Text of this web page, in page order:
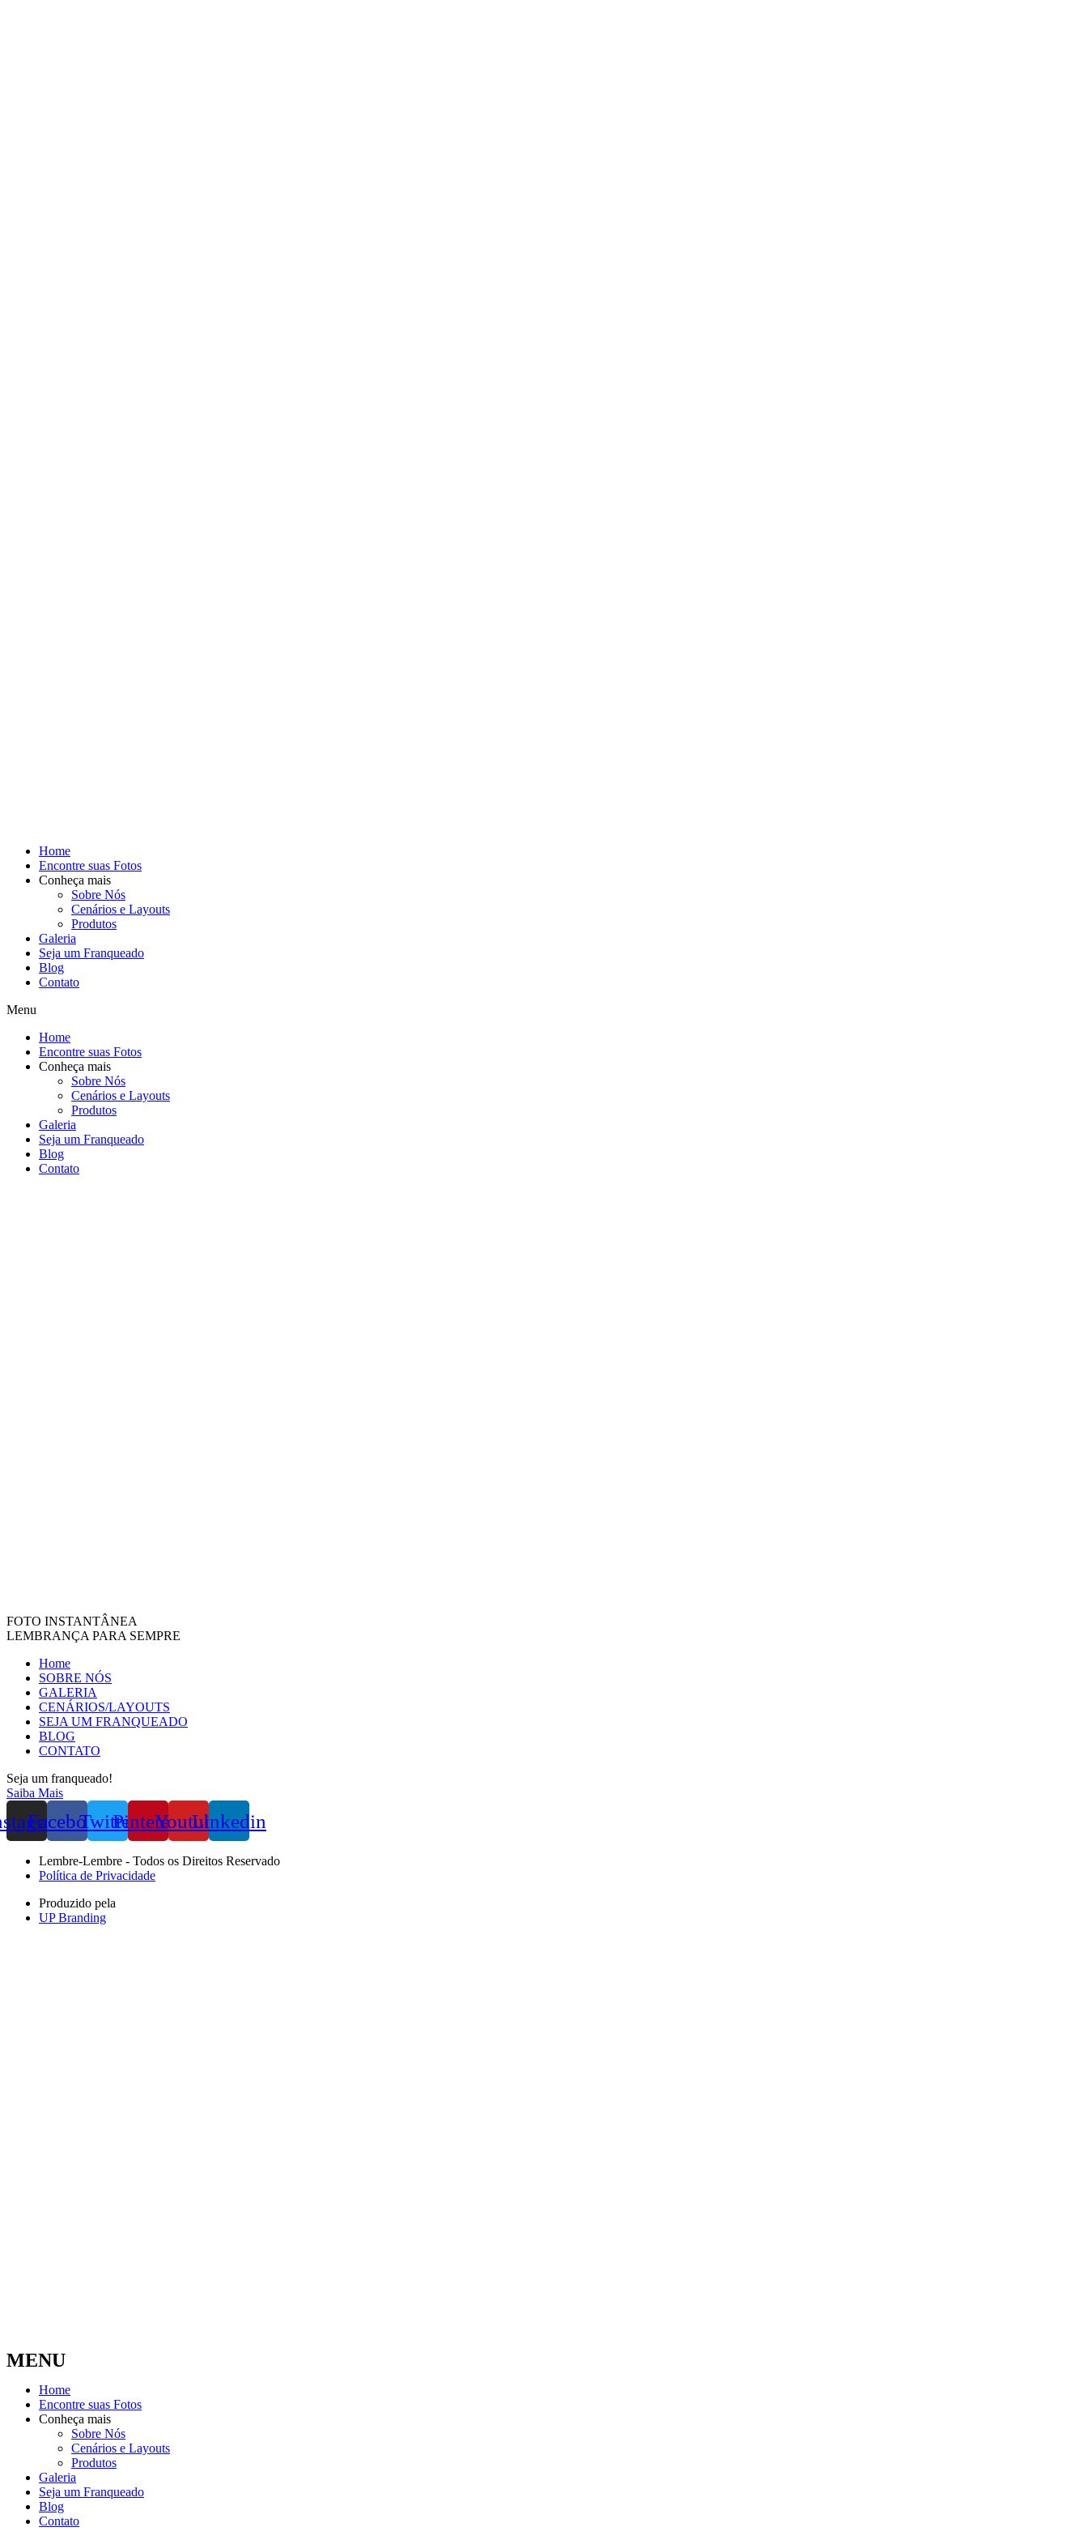
Home
Encontre suas Fotos
Conheça mais
Sobre Nós
Cenários e Layouts
Produtos
Galeria
Seja um Franqueado
Blog
Contato
Menu
Home
Encontre suas Fotos
Conheça mais
Sobre Nós
Cenários e Layouts
Produtos
Galeria
Seja um Franqueado
Blog
Contato
FOTO INSTANTÂNEA
LEMBRANÇA PARA SEMPRE
Home
SOBRE NÓS
GALERIA
CENÁRIOS/LAYOUTS
SEJA UM FRANQUEADO
BLOG
CONTATO
Seja um franqueado!
Saiba Mais
FacebookTwitterPinterestYoutubeLinkedin
Lembre-Lembre - Todos os Direitos Reservado
Política de Privacidade
Produzido pela
UP Branding
MENU
Home
Encontre suas Fotos
Conheça mais
Sobre Nós
Cenários e Layouts
Produtos
Galeria
Seja um Franqueado
Blog
Contato